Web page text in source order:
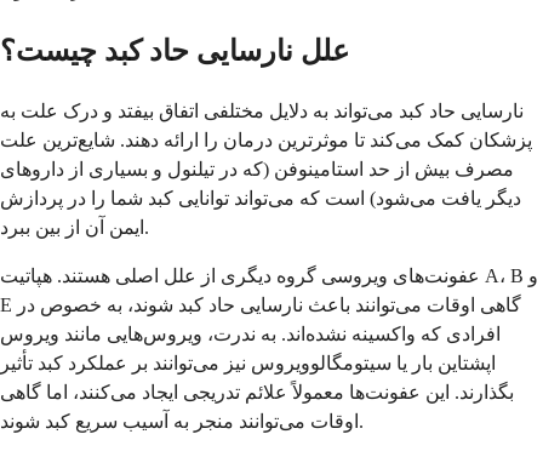
علل نارسایی حاد کبد چیست؟
نارسایی حاد کبد می‌تواند به دلایل مختلفی اتفاق بیفتد و درک علت به
پزشکان کمک می‌کند تا موثرترین درمان را ارائه دهند. شایع‌ترین علت
مصرف بیش از حد استامینوفن (که در تیلنول و بسیاری از داروهای
دیگر یافت می‌شود) است که می‌تواند توانایی کبد شما را در پردازش
ایمن آن از بین ببرد.
عفونت‌های ویروسی گروه دیگری از علل اصلی هستند. هپاتیت A، B و
E گاهی اوقات می‌توانند باعث نارسایی حاد کبد شوند، به خصوص در
افرادی که واکسینه نشده‌اند. به ندرت، ویروس‌هایی مانند ویروس
اپشتاین بار یا سیتومگالوویروس نیز می‌توانند بر عملکرد کبد تأثیر
بگذارند. این عفونت‌ها معمولاً علائم تدریجی ایجاد می‌کنند، اما گاهی
اوقات می‌توانند منجر به آسیب سریع کبد شوند.